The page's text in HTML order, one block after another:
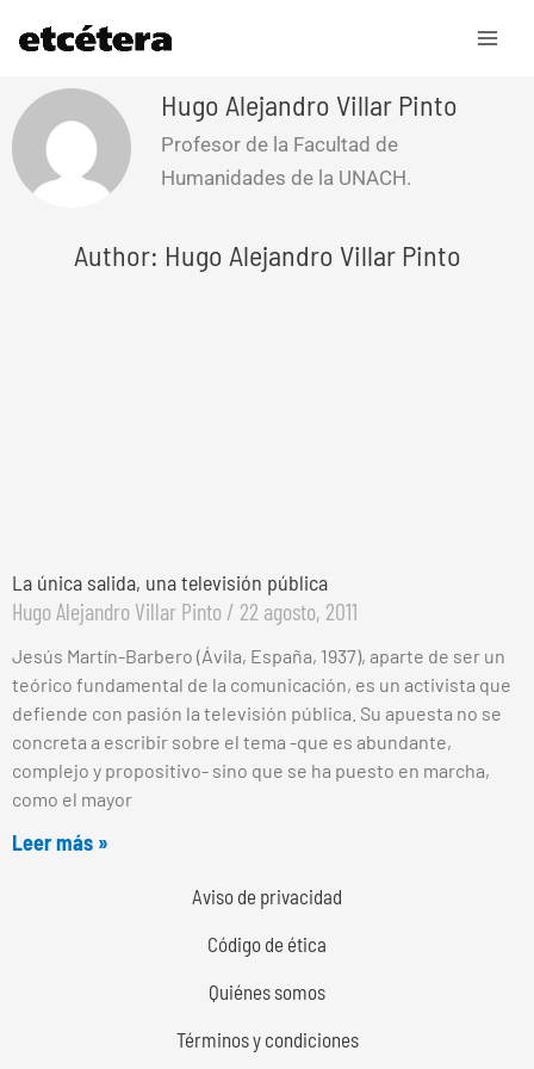
contenido
Hugo Alejandro Villar Pinto
Profesor de la Facultad de
Humanidades de la UNACH.
Author: Hugo Alejandro Villar Pinto
La única salida, una televisión pública
Hugo Alejandro Villar Pinto 22 agosto, 2011
Jesús Martín-Barbero (Ávila, España, 1937), aparte de ser un
teórico fundamental de la comunicación, es un activista que
defiende con pasión la televisión pública. Su apuesta no se
concreta a escribir sobre el tema -que es abundante,
complejo y propositivo- sino que se ha puesto en marcha,
como el mayor
Leer más »
Aviso de privacidad
Código de ética
Quiénes somos
Términos y condiciones